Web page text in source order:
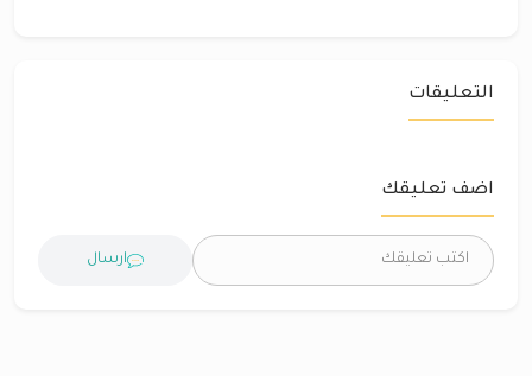
التعليقات
اضف تعليقك
ارسال